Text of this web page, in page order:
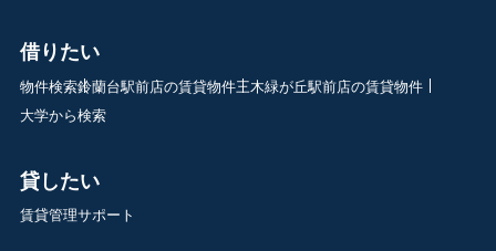
借りたい
物件検索鈴蘭台駅前店の賃貸物件三木緑が丘駅前店の賃貸物件
大学から検索
貸したい
賃貸管理サポート